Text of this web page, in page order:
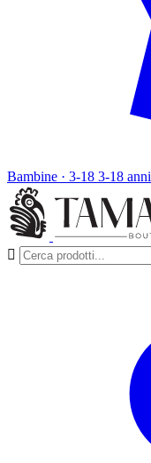
Bambine · 3-18 3-18 anni
